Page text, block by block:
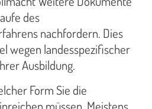
des
nachfordern. Dies
wegen landesspezifischer
Ausbildung.
Form Sie die